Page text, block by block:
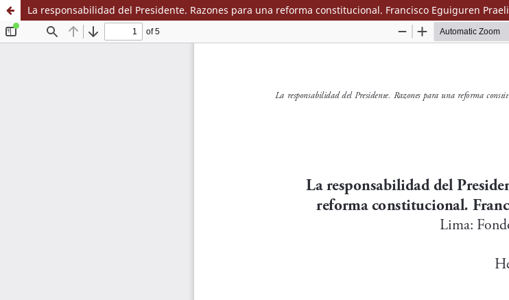
La responsabilidad del Presidente. Razones para una reforma constitucional. Francisco Eguiguren Praeli